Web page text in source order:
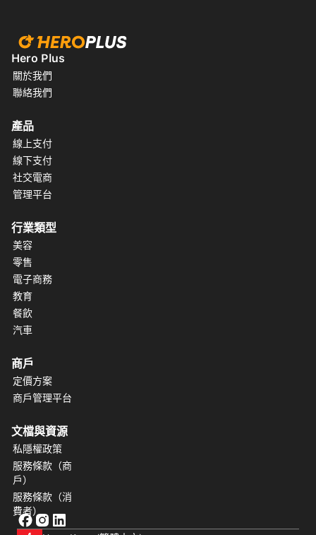
Hero Plus
關於我們
聯絡我們
產品
線上支付
線下支付
社交電商
管理平台
行業類型
美容
零售
電子商務
教育
餐飲
汽車
商戶
定價方案
商戶管理平台
文檔與資源
私隱權政策
服務條款（商
戶）
服務條款（消
費者）